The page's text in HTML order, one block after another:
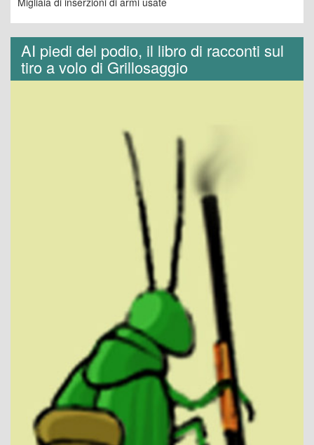
AI piedi del podio, il libro di racconti sul
tiro a volo di Grillosaggio